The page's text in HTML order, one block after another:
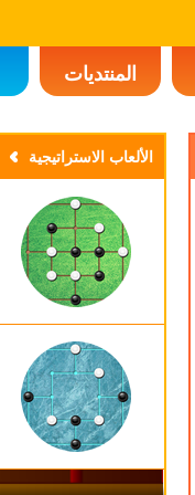
المنتديات
الألعاب الاستراتيجية